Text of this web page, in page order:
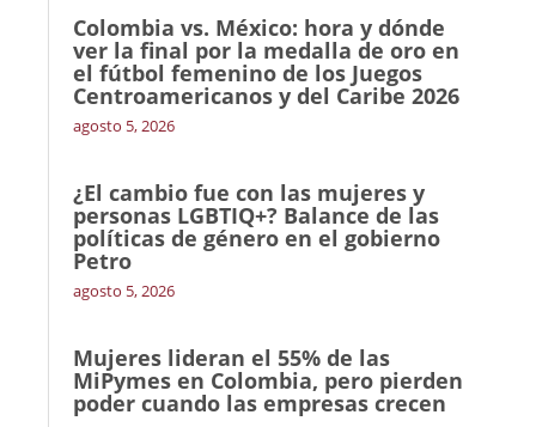
Colombia vs. México: hora y dónde
ver la final por la medalla de oro en
el fútbol femenino de los Juegos
Centroamericanos y del Caribe 2026
agosto 5, 2026
¿El cambio fue con las mujeres y
personas LGBTIQ+? Balance de las
políticas de género en el gobierno
Petro
agosto 5, 2026
Mujeres lideran el 55% de las
MiPymes en Colombia, pero pierden
poder cuando las empresas crecen